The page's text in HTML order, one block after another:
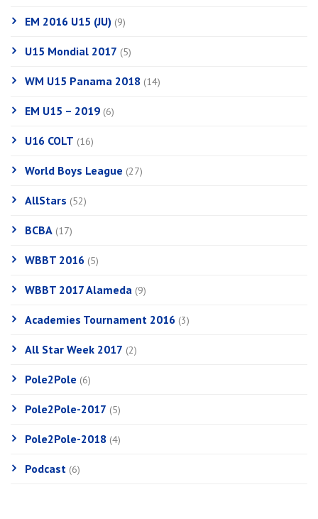
EM 2016 U15 (JU) (9)
U15 Mondial 2017 (5)
WM U15 Panama 2018 (14)
EM U15 – 2019 (6)
U16 COLT (16)
World Boys League (27)
AllStars (52)
BCBA (17)
WBBT 2016 (5)
WBBT 2017 Alameda (9)
Academies Tournament 2016 (3)
All Star Week 2017 (2)
Pole2Pole (6)
Pole2Pole-2017 (5)
Pole2Pole-2018 (4)
Podcast (6)